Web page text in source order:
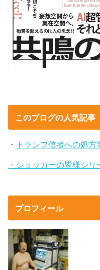
このブログの人気記事
・ トランプ信者への処
・ショッカーの皆様シリ
プロフィール